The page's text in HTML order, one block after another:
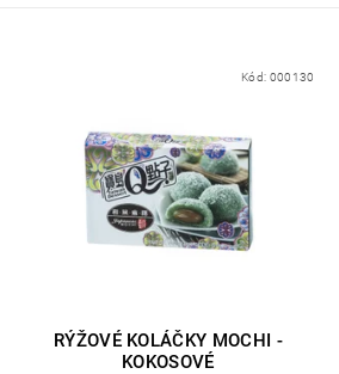
Kód: 000130
RÝŽOVÉ KOLÁČKY MOCHI -
KOKOSOVÉ